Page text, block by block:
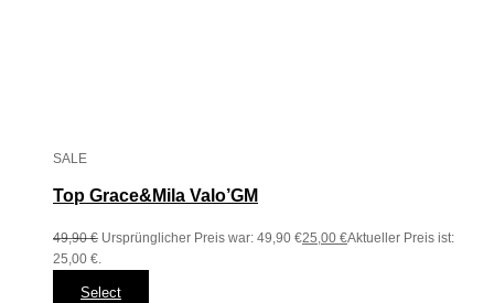
SALE
Top Grace&Mila Valo’GM
49,90€ Ursprünglicher Preis war: 49,90 €25,00 €Aktueller Preis ist:
25,00 €.
Select